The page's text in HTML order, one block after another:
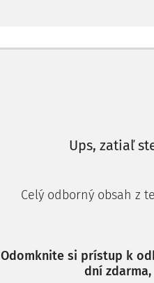
Ups, zatiaľ
Celý odborný obsah z
Odomknite si prístup k
dní